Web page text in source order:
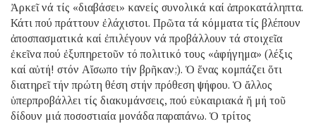
Ἀρκεῖ νά τίς «διαβάσει» κανείς συνολικά καί ἀπροκατάληπτα.
Κάτι πού πράττουν ἐλάχιστοι. Πρῶτα τά κόμματα τίς βλέπουν
ἀποσπασματικά καί ἐπιλέγουν νά προβάλλουν τά στοιχεῖα
ἐκεῖνα πού ἐξυπηρετοῦν τό πολιτικό τους «ἀφήγημα» (λέξις
καί αὐτή! στόν Αἴσωπο τήν βρῆκαν;). Ὁ ἕνας κομπάζει ὅτι
διατηρεῖ τήν πρώτη θέση στήν πρόθεση ψήφου. Ὁ ἄλλος
ὑπερπροβάλλει τίς διακυμάνσεις, πού εὐκαιριακά ἤ μή τοῦ
δίδουν μιά ποσοστιαία μονάδα παραπάνω. Ὁ τρίτος